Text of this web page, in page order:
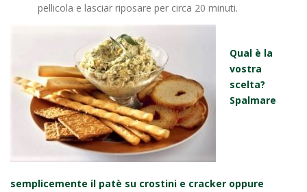
pellicola e lasciar riposare per circa 20 minuti.
Qual è la
vostra
scelta?
Spalmare
semplicemente il patè su crostini e cracker oppure